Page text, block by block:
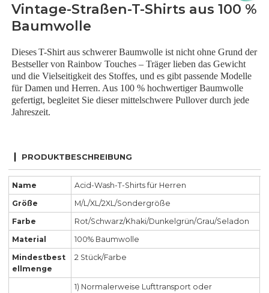
Vintage-Straßen-T-Shirts aus 100 %
Baumwolle
Dieses T-Shirt aus schwerer Baumwolle ist nicht ohne Grund der
Bestseller von Rainbow Touches – Träger lieben das Gewicht
und die Vielseitigkeit des Stoffes, und es gibt passende Modelle
für Damen und Herren. Aus 100 % hochwertiger Baumwolle
gefertigt, begleitet Sie dieser mittelschwere Pullover durch jede
Jahreszeit.
PRODUKTBESCHREIBUNG
Name
Acid-Wash-T-Shirts für Herren
Größe
M/L/XL/2XL/Sondergröße
Farbe
Rot/Schwarz/Khaki/Dunkelgrün/Grau/Seladon
Material
100% Baumwolle
Mindestbest
ellmenge
2 Stück/Farbe
1) Normalerweise Lufttransport oder